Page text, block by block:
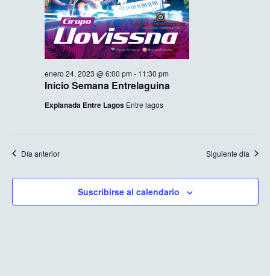
Inicio Semana Entrelaguina
enero 24, 2023 @ 6:00 pm - 11:30 pm
Explanada Entre Lagos Entre lagos
Día anterior Siguiente día
Suscribirse al calendario